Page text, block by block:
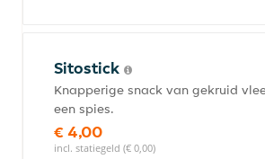
Sitostick
Knapperige snack van gekruid
een spies.
€ 4,00
incl. statiegeld (€ 0,00)